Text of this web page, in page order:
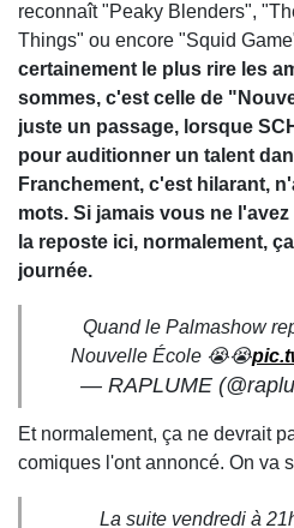
reconnaît "Peaky Blenders",
Things" ou encore "Squid
certainement le plus rire les
sommes, c'est celle de
juste un passage, lorsque
pour auditionner un talent
Franchement, c'est hilarant,
mots. Si jamais vous ne
la reposte ici, normalement,
journée.
Quand le Palmashow
Nouvelle École 😭😭
— RAPLUME
Et normalement, ça ne devrait
comiques l'ont annoncé. On va
La suite vendredi à